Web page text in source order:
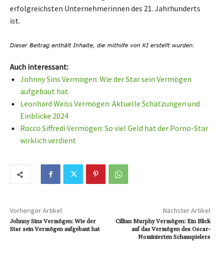
erfolgreichsten Unternehmerinnen des 21. Jahrhunderts
ist.
Auch interessant:
Johnny Sins Vermögen: Wie der Star sein Vermögen
aufgebaut hat
Leonhard Weiss Vermögen: Aktuelle Schätzungen und
Einblicke 2024
Rocco Siffredi Vermögen: So viel Geld hat der Porno-Star
wirklich verdient
Vorheriger Artikel
Johnny Sins Vermögen: Wie der
Star sein Vermögen aufgebaut hat
Nächster Artikel
Cillian Murphy Vermögen: Ein Blick
auf das Vermögen des Oscar-
Nominierten Schauspielers